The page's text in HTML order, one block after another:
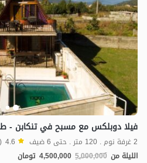
فيلا دوبلكس مع مسبح في تنكابن -
2 غرفة نوم . 120 متر . حتى 6 ضيف 4.6 (52 تعليق)
الليلة من 5,000,000
4,500,000 تومان